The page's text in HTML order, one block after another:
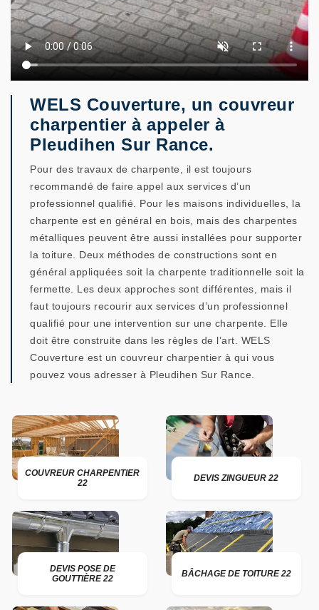
WELS Couverture, un couvreur
charpentier à appeler à
Pleudihen Sur Rance.
Pour des travaux de charpente, il est toujours
recommandé de faire appel aux services d’un
professionnel qualifié. Pour les maisons individuelles, la
charpente est en général en bois, mais des charpentes
métalliques peuvent être aussi installées pour supporter
la toiture. Deux méthodes de constructions sont en
général appliquées soit la charpente traditionnelle soit la
fermette. Les deux approches sont différentes, mais il
faut toujours recourir aux services d’un professionnel
qualifié pour une intervention sur une charpente. Elle
doit être construite dans les règles de l’art. WELS
Couverture est un couvreur charpentier à qui vous
pouvez vous adresser à Pleudihen Sur Rance.
COUVREUR CHARPENTIER
22
DEVIS ZINGUEUR 22
DEVIS POSE DE
GOUTTIÈRE 22
BÂCHAGE DE TOITURE 22